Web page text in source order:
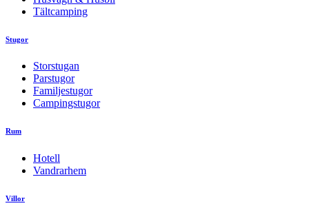
Tältcamping
Stugor
Storstugan
Parstugor
Familjestugor
Campingstugor
Rum
Hotell
Vandrarhem
Villor